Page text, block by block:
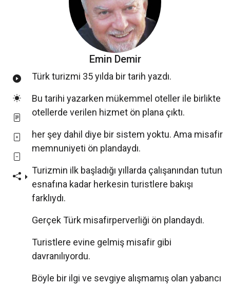
Emin Demir
Türk turizmi 35 yılda bir tarih yazdı.
Bu tarihi yazarken mükemmel oteller ile birlikte
otellerde verilen hizmet ön plana çıktı.
her şey dahil diye bir sistem yoktu. Ama misafir
memnuniyeti ön plandaydı.
Turizmin ilk başladığı yıllarda çalışanından tutun
esnafına kadar herkesin turistlere bakışı
farklıydı.
Gerçek Türk misafirperverliği ön plandaydı.
Turistlere evine gelmiş misafir gibi
davranılıyordu.
Böyle bir ilgi ve sevgiye alışmamış olan yabancı